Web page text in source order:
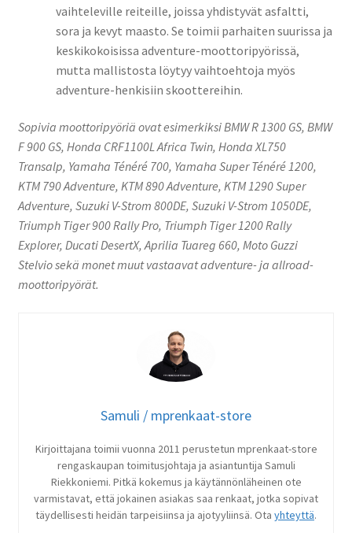
vaihteleville reiteille, joissa yhdistyvät asfaltti,
sora ja kevyt maasto. Se toimii parhaiten suurissa ja
keskikokoisissa adventure-moottoripyörissä,
mutta mallistosta löytyy vaihtoehtoja myös
adventure-henkisiin skoottereihin.
Sopivia moottoripyöriä ovat esimerkiksi BMW R 1300 GS, BMW
F 900 GS, Honda CRF1100L Africa Twin, Honda XL750
Transalp, Yamaha Ténéré 700, Yamaha Super Ténéré 1200,
KTM 790 Adventure, KTM 890 Adventure, KTM 1290 Super
Adventure, Suzuki V-Strom 800DE, Suzuki V-Strom 1050DE,
Triumph Tiger 900 Rally Pro, Triumph Tiger 1200 Rally
Explorer, Ducati DesertX, Aprilia Tuareg 660, Moto Guzzi
Stelvio sekä monet muut vastaavat adventure- ja allroad-
moottoripyörät.
Samuli / mprenkaat-store
Kirjoittajana toimii vuonna 2011 perustetun mprenkaat-store
rengaskaupan toimitusjohtaja ja asiantuntija Samuli
Riekkoniemi. Pitkä kokemus ja käytännönläheinen ote
varmistavat, että jokainen asiakas saa renkaat, jotka sopivat
täydellisesti heidän tarpeisiinsa ja ajotyyliinsä. Ota yhteyttä.